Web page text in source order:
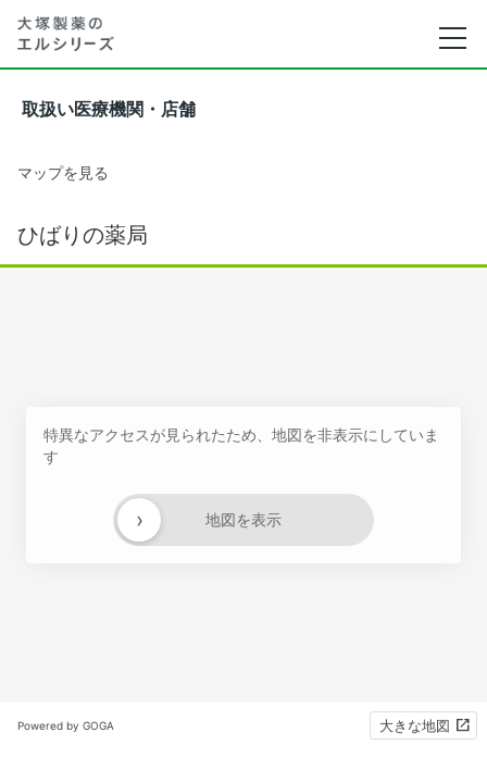
取扱い医療機関・店舗
マップを見る
ひばりの薬局
特異なアクセスが見られたため、地図を非表示にしていま
す
地図を表示
›
Powered by GOGA 大きな地図